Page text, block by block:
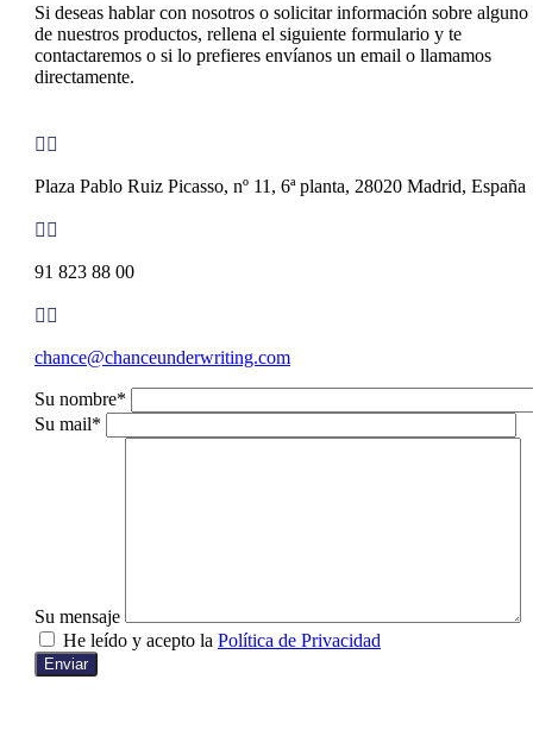
Si deseas hablar con nosotros o solicitar información sobre alguno
de nuestros productos, rellena el siguiente formulario y te
contactaremos o si lo prefieres envíanos un email o llamamos
directamente.
 
Plaza Pablo Ruiz Picasso, nº 11, 6ª planta, 28020 Madrid, España
 
91 823 88 00
 
chance@chanceunderwriting.com
Su nombre*
Su mail*
Su mensaje
He leído y acepto la Política de Privacidad